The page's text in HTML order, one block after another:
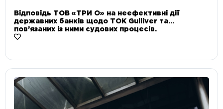
Відповідь ТОВ «ТРИ О» на неефективні дії
державних банків щодо ТОК Gulliver та
пов’язаних із ними судових процесів.